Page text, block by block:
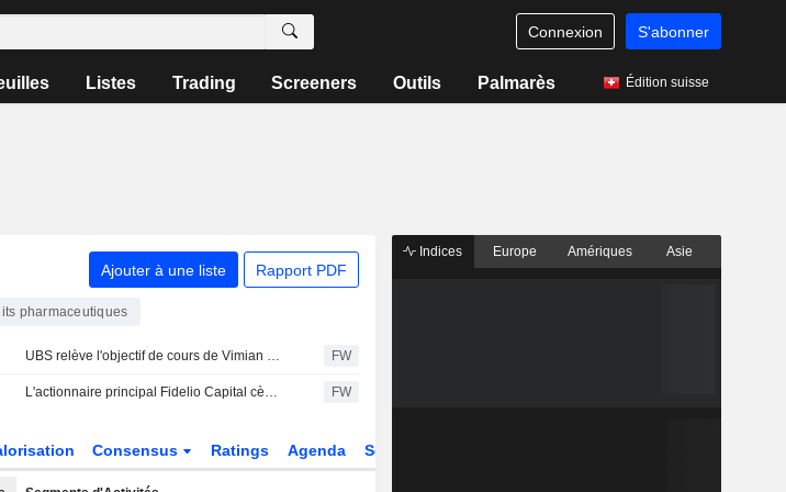
Connexion S'abonner
Listes Trading Screeners Outils Palmarès Édition suisse
Ajouter à une liste Rapport PDF
pharmaceutiques
UBS relève l'objectif de cours de Vimian à 35 couronnes (31), maintient sa recommandation Neutre FW
L'actionnaire principal Fidelio Capital cède des actions Vimian pour 2,8 millions de couronnes FW
Consensus Ratings Agenda Secteur
Indices Europe Amériques Asie